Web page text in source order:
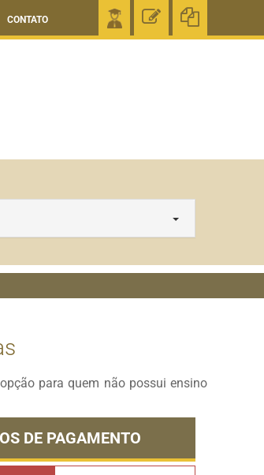
CONTATO
para quem não possui ensino
DE PAGAMENTO